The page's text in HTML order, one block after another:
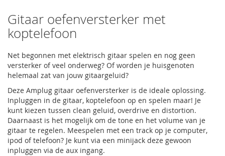
Gitaar oefenversterker met
koptelefoon
Net begonnen met elektrisch gitaar spelen en nog geen
versterker of veel onderweg? Of worden je huisgenoten
helemaal zat van jouw gitaargeluid?
Deze Amplug gitaar oefenversterker is de ideale oplossing.
Inpluggen in de gitaar, koptelefoon op en spelen maar! Je
kunt kiezen tussen clean geluid, overdrive en distortion.
Daarnaast is het mogelijk om de tone en het volume van je
gitaar te regelen. Meespelen met een track op je computer,
ipod of telefoon? Je kunt via een minijack deze gewoon
inpluggen via de aux ingang.